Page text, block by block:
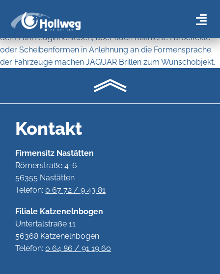
Designtransfers von den Sportwagen zur Brille.
Details aus Carbon, Holzmaserungen und Materialien aus
dem Fahrzeuginnenleben, aber auch raffinierte Farbeffekte
oder Scheibenformen in Anlehnung an die Formensprache
der Fahrzeuge machen JAGUAR Brillen zum Wunschobjekt.
Kontakt
Firmensitz Nastätten
Römerstraße 4-6
56355 Nastätten
Telefon: 0 67 72 / 9 43 81
Filiale Katzenelnbogen
Untertalstraße 11
56368 Katzenelnbogen
Telefon: 0 64 86 / 91 19 60